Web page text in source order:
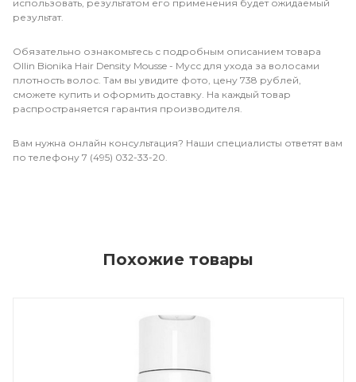
использовать, результатом его применения будет ожидаемый
результат.
Обязательно ознакомьтесь с подробным описанием товара
Ollin Bionika Hair Density Mousse - Мусс для ухода за волосами
плотность волос. Там вы увидите фото, цену 738 рублей,
сможете купить и оформить доставку. На каждый товар
распространяется гарантия производителя.
Вам нужна онлайн консультация? Наши специалисты ответят вам
по телефону 7 (495) 032-33-20.
Похожие товары